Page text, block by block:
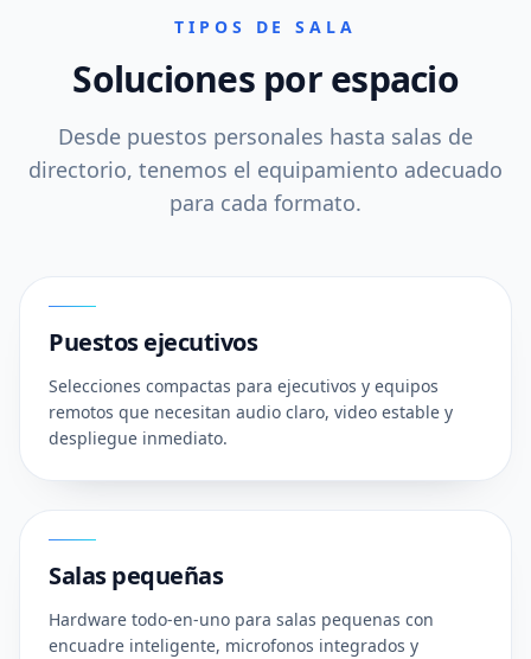
TIPOS DE SALA
Soluciones por espacio
Desde puestos personales hasta salas de
directorio, tenemos el equipamiento adecuado
para cada formato.
Puestos ejecutivos
Selecciones compactas para ejecutivos y equipos
remotos que necesitan audio claro, video estable y
despliegue inmediato.
Salas pequeñas
Hardware todo-en-uno para salas pequenas con
encuadre inteligente, microfonos integrados y